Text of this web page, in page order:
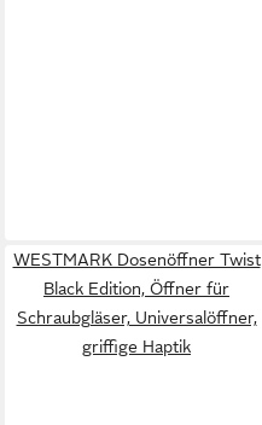
WESTMARK Dosenöffner Twist
Black Edition, Öffner für
Schraubgläser, Universalöffner,
griffige Haptik